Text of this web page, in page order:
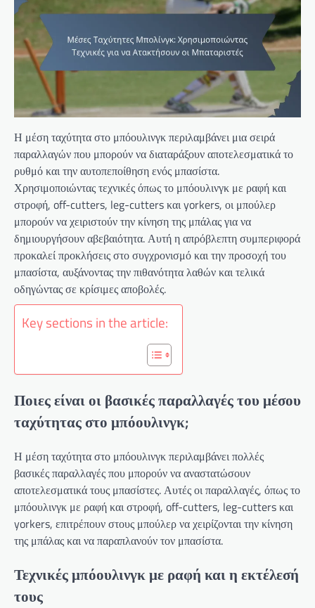
Η μέση ταχύτητα στο μπόουλινγκ περιλαμβάνει μια σειρά
παραλλαγών που μπορούν να διαταράξουν αποτελεσματικά το
ρυθμό και την αυτοπεποίθηση ενός μπασίστα.
Χρησιμοποιώντας τεχνικές όπως το μπόουλινγκ με ραφή και
στροφή, off-cutters, leg-cutters και yorkers, οι μπούλερ
μπορούν να χειριστούν την κίνηση της μπάλας για να
δημιουργήσουν αβεβαιότητα. Αυτή η απρόβλεπτη συμπεριφορά
προκαλεί προκλήσεις στο συγχρονισμό και την προσοχή του
μπασίστα, αυξάνοντας την πιθανότητα λαθών και τελικά
οδηγώντας σε κρίσιμες αποβολές.
Key sections in the article:
Ποιες είναι οι βασικές παραλλαγές του μέσου
ταχύτητας στο μπόουλινγκ;
Η μέση ταχύτητα στο μπόουλινγκ περιλαμβάνει πολλές
βασικές παραλλαγές που μπορούν να αναστατώσουν
αποτελεσματικά τους μπασίστες. Αυτές οι παραλλαγές, όπως το
μπόουλινγκ με ραφή και στροφή, off-cutters, leg-cutters και
yorkers, επιτρέπουν στους μπούλερ να χειρίζονται την κίνηση
της μπάλας και να παραπλανούν τον μπασίστα.
Τεχνικές μπόουλινγκ με ραφή και η εκτέλεσή
τους